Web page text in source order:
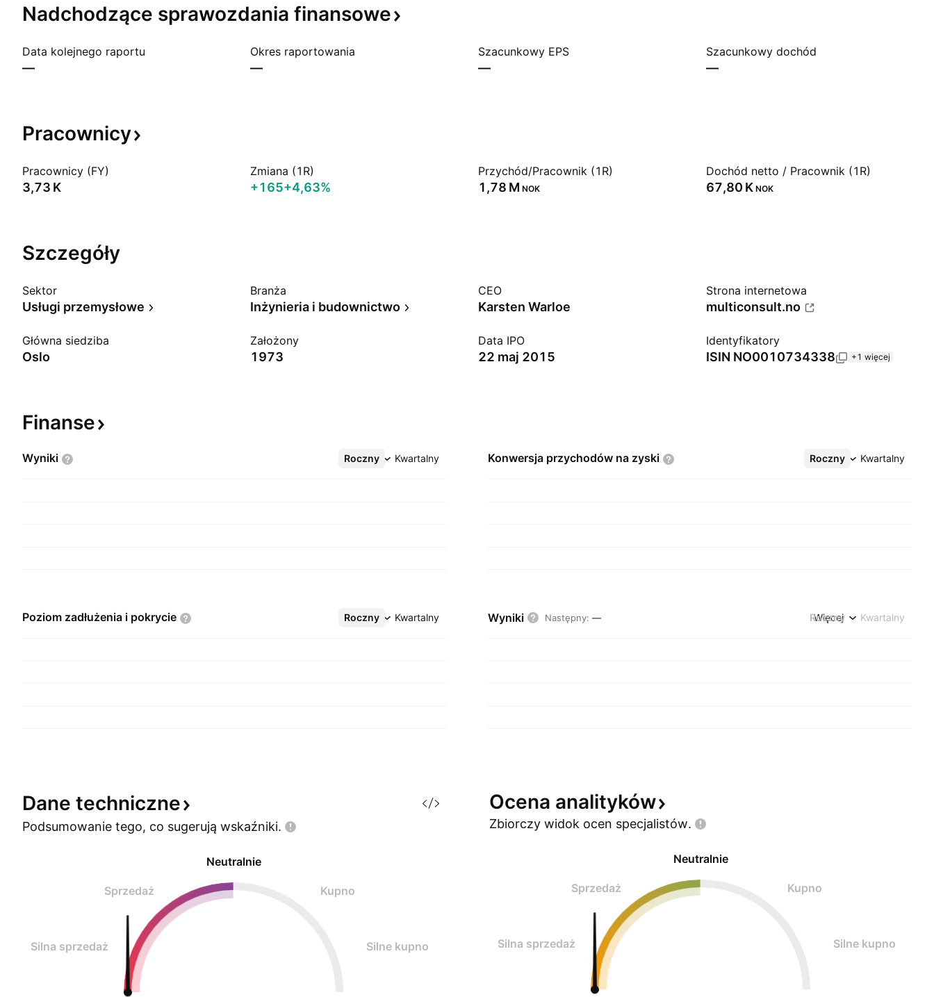
Nadchodzące sprawozdania finansowe
Data kolejnego raportu
—
Okres raportowania
—
Szacunkowy EPS
—
Szacunkowy dochód
—
Pracownicy
Pracownicy (FY)
‪3,73 K‬
Zmiana (1R)
+165+4,63%
Przychód/Pracownik (1R)
‪1,78 M‬ NOK
Dochód netto / Pracownik (1R)
‪67,80 K‬ NOK
Szczegóły
Sektor
Usługi przemysłowe
Branża
Inżynieria i budownictwo
CEO
Karsten Warloe
Strona internetowa
multiconsult.no
Główna siedziba
Oslo
Założony
1973
Data IPO
22 maj 2015
Identyfikatory
ISIN NO0010734338 +1 więcej
Finanse
Wyniki Roczny Kwartalny
Więcej Konwersja przychodów na zyski Roczny Kwartalny
Więcej
Poziom zadłużenia i pokrycie Roczny Kwartalny
Więcej Wyniki Następny: — Roczny Kwartalny
Więcej
Dane techniczne
Podsumowanie tego, co sugerują wskaźniki.
Neutralnie
Sprzedaż Kupno
Silna sprzedaż Silne kupno
Ocena analityków
Zbiorczy widok ocen specjalistów.
Neutralnie
Sprzedaż Kupno
Silna sprzedaż Silne kupno